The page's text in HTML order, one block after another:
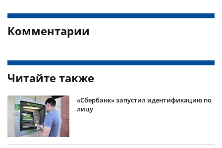
Комментарии
Читайте также
«Сбербанк» запустил идентификацию по
лицу